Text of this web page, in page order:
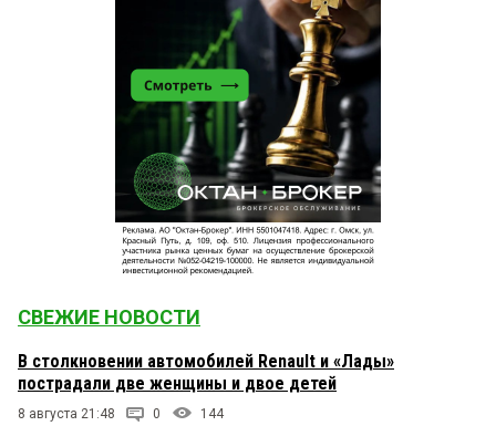
СВЕЖИЕ НОВОСТИ
В столкновении автомобилей Renault и «Лады»
пострадали две женщины и двое детей
8 августа 21:48 0 144